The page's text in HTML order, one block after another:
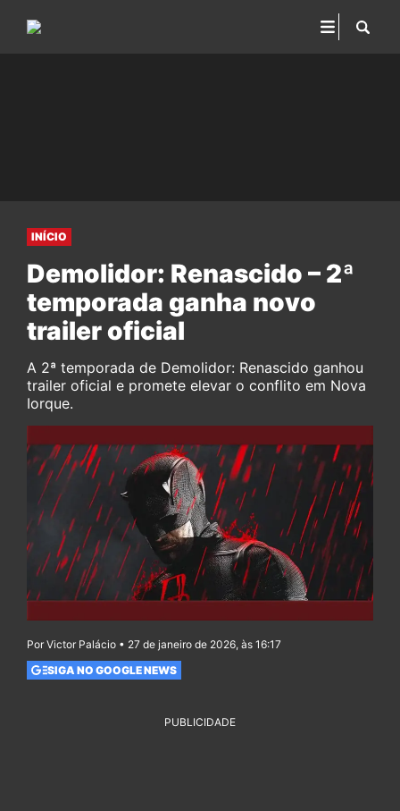
INÍCIO
Demolidor: Renascido – 2ª
temporada ganha novo
trailer oficial
A 2ª temporada de Demolidor: Renascido ganhou
trailer oficial e promete elevar o conflito em Nova
Iorque.
Por Victor Palácio • 27 de janeiro de 2026, às 16:17
SIGA NO GOOGLE NEWS
PUBLICIDADE